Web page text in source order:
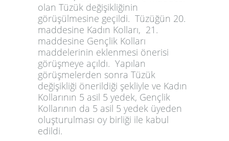
olan Tüzük değişikliğinin
görüşülmesine geçildi. Tüzüğün 20.
maddesine Kadın Kolları, 21.
maddesine Gençlik Kolları
maddelerinin eklenmesi önerisi
görüşmeye açıldı. Yapılan
görüşmelerden sonra Tüzük
değişikliği önerildiği şekliyle ve Kadın
Kollarının 5 asil 5 yedek, Gençlik
Kollarının da 5 asil 5 yedek üyeden
oluşturulması oy birliği ile kabul
edildi.